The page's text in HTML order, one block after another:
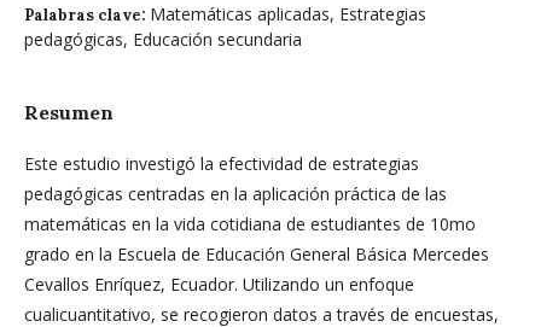
Palabras clave: Matemáticas aplicadas, Estrategias
pedagógicas, Educación secundaria
Resumen
Este estudio investigó la efectividad de estrategias
pedagógicas centradas en la aplicación práctica de las
matemáticas en la vida cotidiana de estudiantes de 10mo
grado en la Escuela de Educación General Básica Mercedes
Cevallos Enríquez, Ecuador. Utilizando un enfoque
cualicuantitativo, se recogieron datos a través de encuestas,